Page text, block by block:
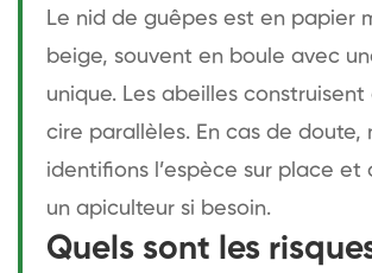
Le nid de guêpes est en papier
beige, souvent en boule avec
unique. Les abeilles construisent
cire parallèles. En cas de doute,
identifions l’espèce sur place et
un apiculteur si besoin.
Quels sont les